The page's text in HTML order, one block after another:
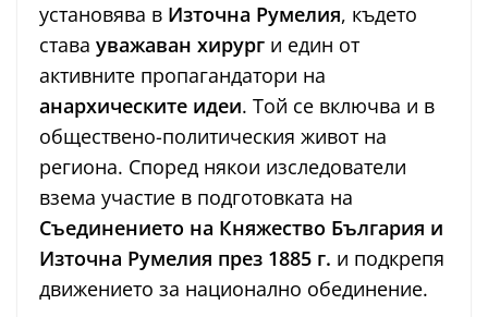
установява в Източна Румелия, където
става уважаван хирург и един от
активните пропагандатори на
анархическите идеи. Той се включва и в
обществено-политическия живот на
региона. Според някои изследователи
взема участие в подготовката на
Съединението на Княжество България и
Източна Румелия през 1885 г. и подкрепя
движението за национално обединение.